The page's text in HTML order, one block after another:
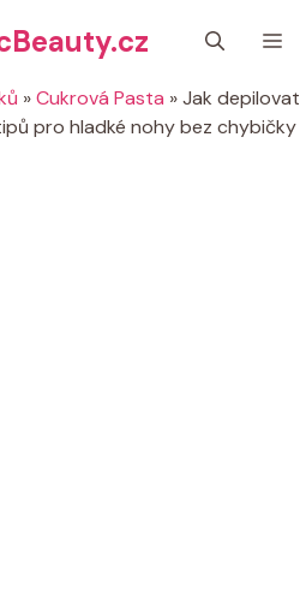
»Cukrová Pasta »Jak depilovat
pro hladké nohy bez chybičky